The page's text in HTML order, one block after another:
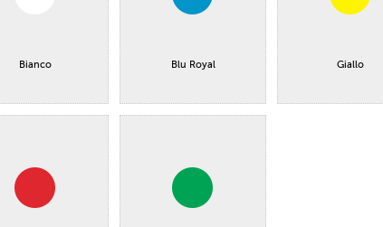
Bianco Blu Royal Giallo